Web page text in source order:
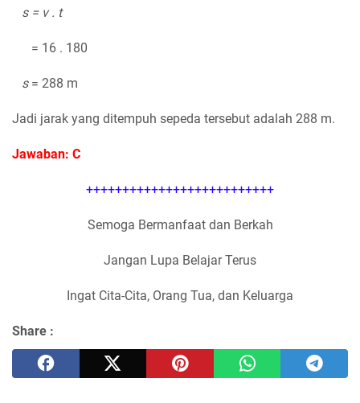
s = v . t
= 16 . 180
s= 288 m
Jadi jarak yang ditempuh sepeda tersebut adalah 288 m.
Jawaban: C
++++++++++++++++++++++++++
Semoga Bermanfaat dan Berkah
Jangan Lupa Belajar Terus
Ingat Cita-Cita, Orang Tua, dan Keluarga
Share :